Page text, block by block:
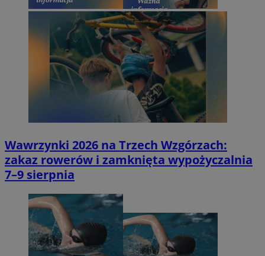
Wawrzynki 2026 na Trzech Wzgórzach:
zakaz rowerów i zamknięta wypożyczalnia
7–9 sierpnia